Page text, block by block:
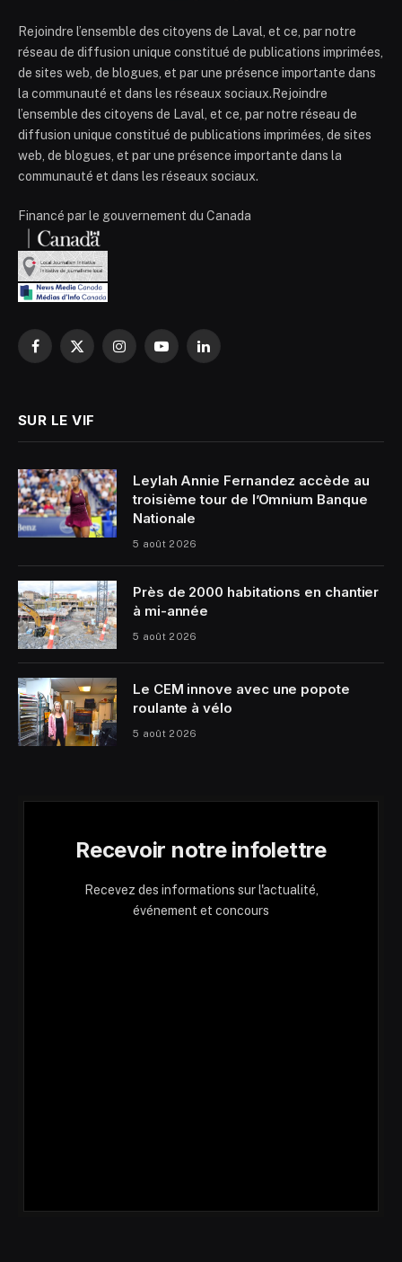
Rejoindre l’ensemble des citoyens de Laval, et ce, par notre
réseau de diffusion unique constitué de publications imprimées,
de sites web, de blogues, et par une présence importante dans
la communauté et dans les réseaux sociaux.Rejoindre
l’ensemble des citoyens de Laval, et ce, par notre réseau de
diffusion unique constitué de publications imprimées, de sites
web, de blogues, et par une présence importante dans la
communauté et dans les réseaux sociaux.
Financé par le gouvernement du Canada
Facebook
X
InstagramYouTubeLinkedIn
SUR LE VIF
Leylah Annie Fernandez accède au
troisième tour de l’Omnium Banque
Nationale
5 août 2026
Près de 2000 habitations en chantier
à mi-année
5 août 2026
Le CEM innove avec une popote
roulante à vélo
5 août 2026
Recevoir notre infolettre
Recevez des informations sur l'actualité,
événement et concours